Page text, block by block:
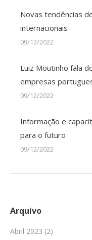
Novas tendências
internacionais
09/12/2022
Luiz Moutinho fala
empresas
09/12/2022
Informação e
para o futuro
09/12/2022
Arquivo
Abril 2023 (2)